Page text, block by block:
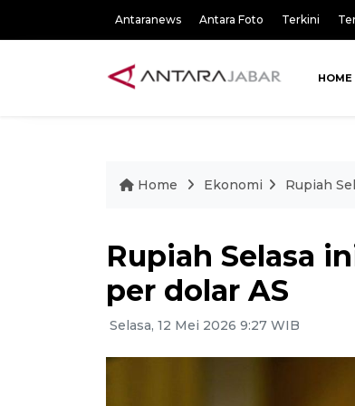
Antaranews Antara Foto Terkini
HOME
Home Ekonomi Rupiah
Rupiah Selasa
per dolar AS
Selasa, 12 Mei 2026 9:27 WIB